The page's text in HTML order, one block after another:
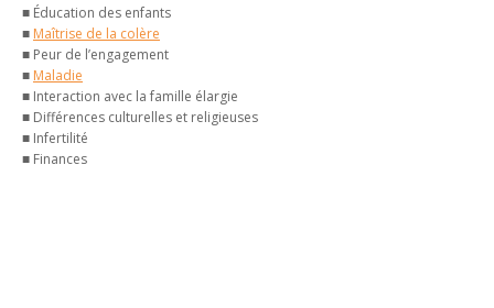
■ Éducation des enfants
■ Maîtrise de la colère
■ Peur de l’engagement
■ Maladie
■ Interaction avec la famille élargie
■ Différences culturelles et religieuses
■ Infertilité
■ Finances